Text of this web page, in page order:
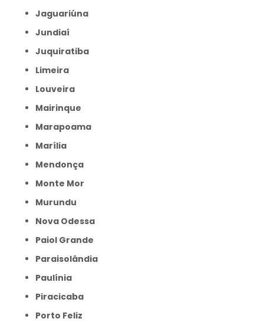
Jaguariúna
Jundiaí
Juquiratiba
Limeira
Louveira
Mairinque
Marapoama
Marília
Mendonça
Monte Mor
Murundu
Nova Odessa
Paiol Grande
Paraisolândia
Paulínia
Piracicaba
Porto Feliz